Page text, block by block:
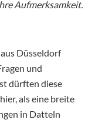
Aufmerksamkeit.
Düsseldorf
und
dürften diese
als eine breite
in Datteln